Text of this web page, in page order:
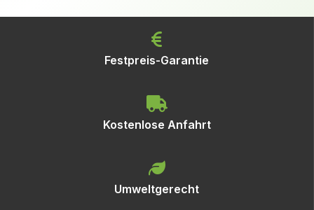
Festpreis-Garantie
Kostenlose Anfahrt
Umweltgerecht